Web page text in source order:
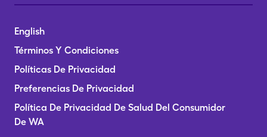
English
Términos Y Condiciones
Políticas De Privacidad
Preferencias De Privacidad
Política De Privacidad De Salud Del Consumidor
De WA